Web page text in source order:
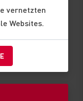
vernetzten
Websites.